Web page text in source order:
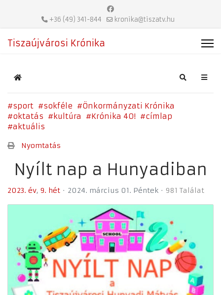
+36 (49) 341-844 kronika@tiszatv.hu
Tiszaújvárosi Krónika
Home Search
sport sokféle
Önkormányzati Krónika
oktatás
kultúra Krónika 40!
címlap
aktuális
Nyomtatás
Nyílt nap a Hunyadiban
2023. év 9. hét 2024. március 01. Péntek 981 Találat